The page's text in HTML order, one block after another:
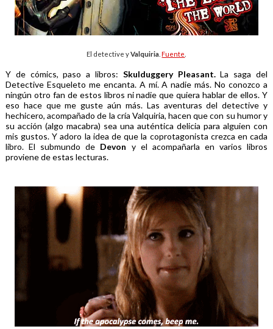
El detective yValquiria .Fuente
Y de cómics, paso a libros: Skulduggery Pleasant.La saga del
Detective Esqueleto me encanta. A mí. A nadie más. No conozco a
ningún otro fan de estos libros ni nadie que quiera hablar de ellos. Y
eso hace que me guste aún más. Las aventuras del detective y
hechicero, acompañado de la cría Valquiria, hacen que con su humor y
su acción (algo macabra) sea una auténtica delicia para alguien con
mis gustos. Y adoro la idea de que la coprotagonista crezca en cada
libro. El submundo de Devon y el acompañarla en varios libros
proviene de estas lecturas.